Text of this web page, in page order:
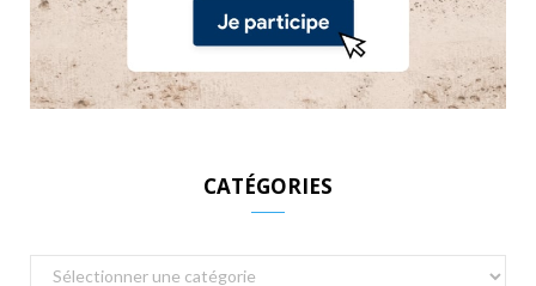
CATÉGORIES
Catégories